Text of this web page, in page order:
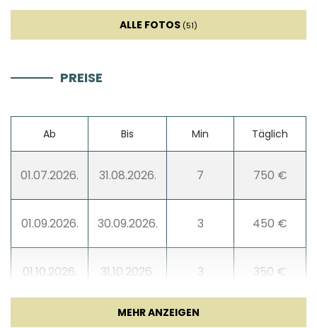
Geschirrspüler
Kaffeemaschine
Geschirr
Wohnzimmer
ALLE FOTOS (51)
PREISE
Ab Bis Min Täglich
01.07.2026. 31.08.2026. 7 750 €
01.09.2026. 30.09.2026. 3 450 €
01.10.2026. 31.10.2026. 3 350 €
***